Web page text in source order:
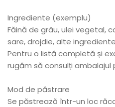
Ingrediente (exemplu)
Făină de grâu, ulei vegetal,
sare, drojdie, alte
Pentru o listă completă și
rugăm să consulți ambalajul
Mod de păstrare
Se păstrează într-un loc